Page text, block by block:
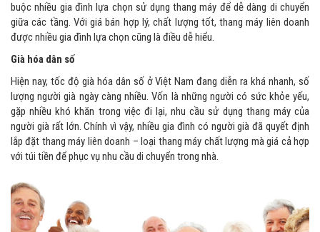
buộc nhiều gia đình lựa chọn sử dụng thang máy để dễ dàng di chuyển
giữa các tầng. Với giá bán hợp lý, chất lượng tốt, thang máy liên doanh
được nhiều gia đình lựa chọn cũng là điều dễ hiểu.
Già hóa dân số
Hiện nay, tốc độ già hóa dân số ở Việt Nam đang diễn ra khá nhanh, số
lượng người già ngày càng nhiều. Vốn là những người có sức khỏe yếu,
gặp nhiều khó khăn trong việc đi lại, nhu cầu sử dụng thang máy của
người già rất lớn. Chính vì vậy, nhiều gia đình có người già đã quyết định
lắp đặt thang máy liên doanh – loại thang máy chất lượng mà giá cả hợp
với túi tiền để phục vụ nhu cầu di chuyển trong nhà.